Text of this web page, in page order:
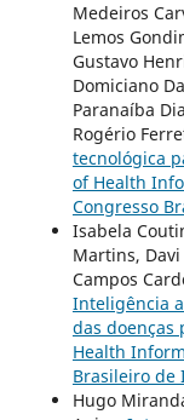
Medeiros
Lemos
Gustavo
Domiciano
Paranaíba
Rogério
tecnológica
of Health
Congresso
Isabela
Martins,
Campos
Inteligência
das doenças
Health
Brasileiro de
Hugo